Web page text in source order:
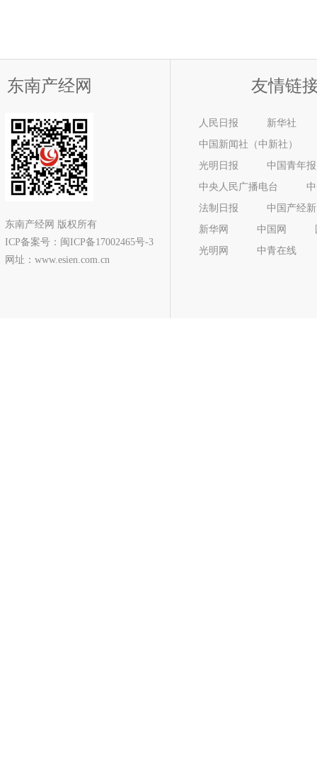
东南产经网
东南产经网 版权所有
ICP备案号： 闽ICP备17002465号-3
网址：www.esien.com.cn
友情链
人民日报
新华社
中国新闻社（中新社）
光明日报
中国青年报
中央人民广播电台
法制日报
中国产经
新华网
中国网
光明网
中青在线